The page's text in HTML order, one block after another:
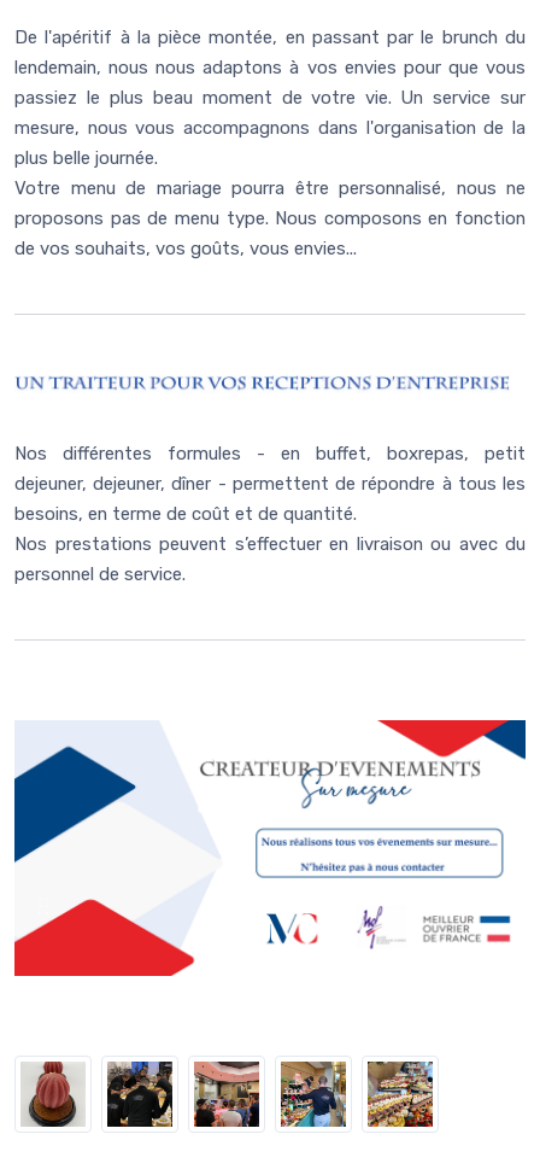
De l'apéritif à la pièce montée, en passant par le brunch du
lendemain, nous nous adaptons à vos envies pour que vous
passiez le plus beau moment de votre vie. Un service sur
mesure, nous vous accompagnons dans l'organisation de la
plus belle journée.
Votre menu de mariage pourra être personnalisé, nous ne
proposons pas de menu type. Nous composons en fonction
de vos souhaits, vos goûts, vous envies...
Nos différentes formules - en buffet, boxrepas, petit
dejeuner, dejeuner, dîner - permettent de répondre à tous les
besoins, en terme de coût et de quantité.
Nos prestations peuvent s’effectuer en livraison ou avec du
personnel de service.